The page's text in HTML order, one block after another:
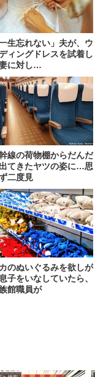
一生忘れない」夫が、ウ
ィングドレスを試着し
に対し…
線の荷物棚からだんだ
てきたヤツの姿に…思
二度見
のぬいぐるみを欲しが
子をいなしていたら、
館職員が